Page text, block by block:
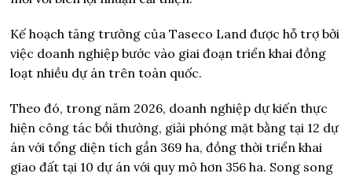
Kế hoạch tăng trưởng của Taseco Land được hỗ trợ bởi
việc doanh nghiệp bước vào giai đoạn triển khai đồng
loạt nhiều dự án trên toàn quốc.
Theo đó, trong năm 2026, doanh nghiệp dự kiến thực
hiện công tác bồi thường, giải phóng mặt bằng tại 12 dự
án với tổng diện tích gần 369 ha, đồng thời triển khai
giao đất tại 10 dự án với quy mô hơn 356 ha. Song song